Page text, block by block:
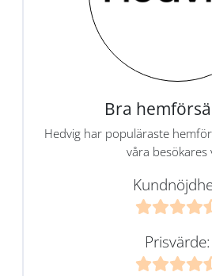
Bra
Hedvig har populäraste
våra besökares
Prisvärde: